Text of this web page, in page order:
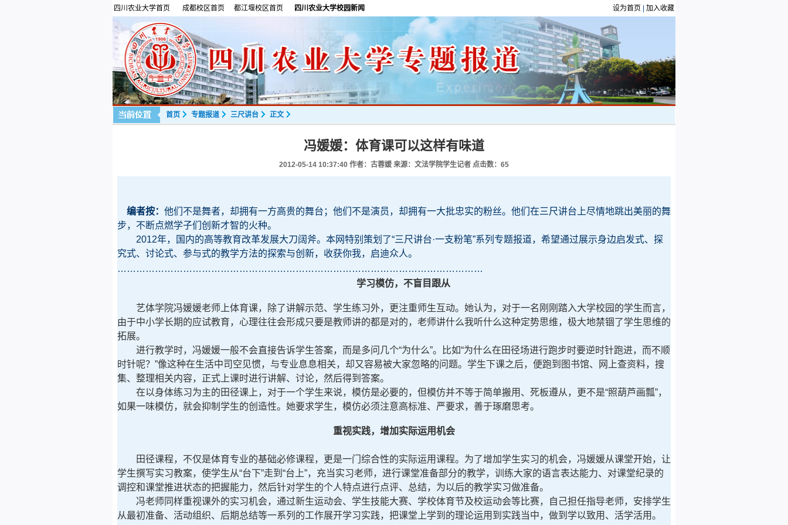
四川农业大学首页 成都校区首页 都江堰校区首页 四川农业大学校园新闻 设为首页 加入收藏
首页 专题报道 三尺讲台 正文
冯媛媛：体育课可以这样有味道
2012-05-14 10:37:40 作者：古蓉媛 来源：文法学院学生记者 点击数： 65
编者按： 他们不是舞者，却拥有一方高贵的舞台；他们不是演员，却拥有一大批忠实的粉丝。他们在三尺讲台上尽情地跳出美丽的舞
步，不断点燃学子们创新才智的火种。
2012年，国内的高等教育改革发展大刀阔斧。本网特别策划了“三尺讲台·一支粉笔”系列专题报道，希望通过展示身边启发式、探
究式、讨论式、参与式的教学方法的探索与创新，收获你我，启迪众人。
………………………………………………………………………………………………………
学习模仿，不盲目跟从
艺体学院冯媛媛老师上体育课，除了讲解示范、学生练习外，更注重师生互动。她认为，对于一名刚刚踏入大学校园的学生而言，
由于中小学长期的应试教育，心理往往会形成只要是教师讲的都是对的，老师讲什么我听什么这种定势思维，极大地禁锢了学生思维的
拓展。
进行教学时，冯媛媛一般不会直接告诉学生答案，而是多问几个“为什么”。比如“为什么在田径场进行跑步时要逆时针跑进，而不顺
时针呢？”像这种在生活中司空见惯，与专业息息相关，却又容易被大家忽略的问题。学生下课之后，便跑到图书馆、网上查资料，搜
集、整理相关内容，正式上课时进行讲解、讨论，然后得到答案。
在以身体练习为主的田径课上，对于一个学生来说，模仿是必要的，但模仿并不等于简单搬用、死板遵从，更不是“照葫芦画瓢”，
如果一味模仿，就会抑制学生的创造性。她要求学生，模仿必须注意高标准、严要求，善于琢磨思考。
重视实践，增加实际运用机会
田径课程，不仅是体育专业的基础必修课程，更是一门综合性的实际运用课程。为了增加学生实习的机会，冯媛媛从课堂开始，让
学生撰写实习教案，使学生从“台下”走到“台上”，充当实习老师，进行课堂准备部分的教学，训练大家的语言表达能力、对课堂纪录的
调控和课堂推进状态的把握能力，然后针对学生的个人特点进行点评、总结，为以后的教学实习做准备。
冯老师同样重视课外的实习机会，通过新生运动会、学生技能大赛、学校体育节及校运动会等比赛，自己担任指导老师，安排学生
从最初准备、活动组织、后期总结等一系列的工作展开学习实践，把课堂上学到的理论运用到实践当中，做到学以致用、活学活用。